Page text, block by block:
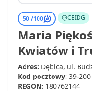
50 /100 CEIDG
Maria
Kwiatów i
Adres: Dębica, ul.
Kod pocztowy: 39-200
REGON: 180762144